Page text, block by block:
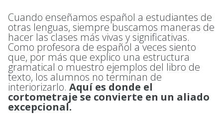
Cuando enseñamos español a estudiantes de
otras lenguas, siempre buscamos maneras de
hacer las clases más vivas y significativas.
Como profesora de español a veces siento
que, por más que explico una estructura
gramatical o muestro ejemplos del libro de
texto, los alumnos no terminan de
interiorizarlo. Aquí es donde el
cortometraje se convierte en un aliado
excepcional.